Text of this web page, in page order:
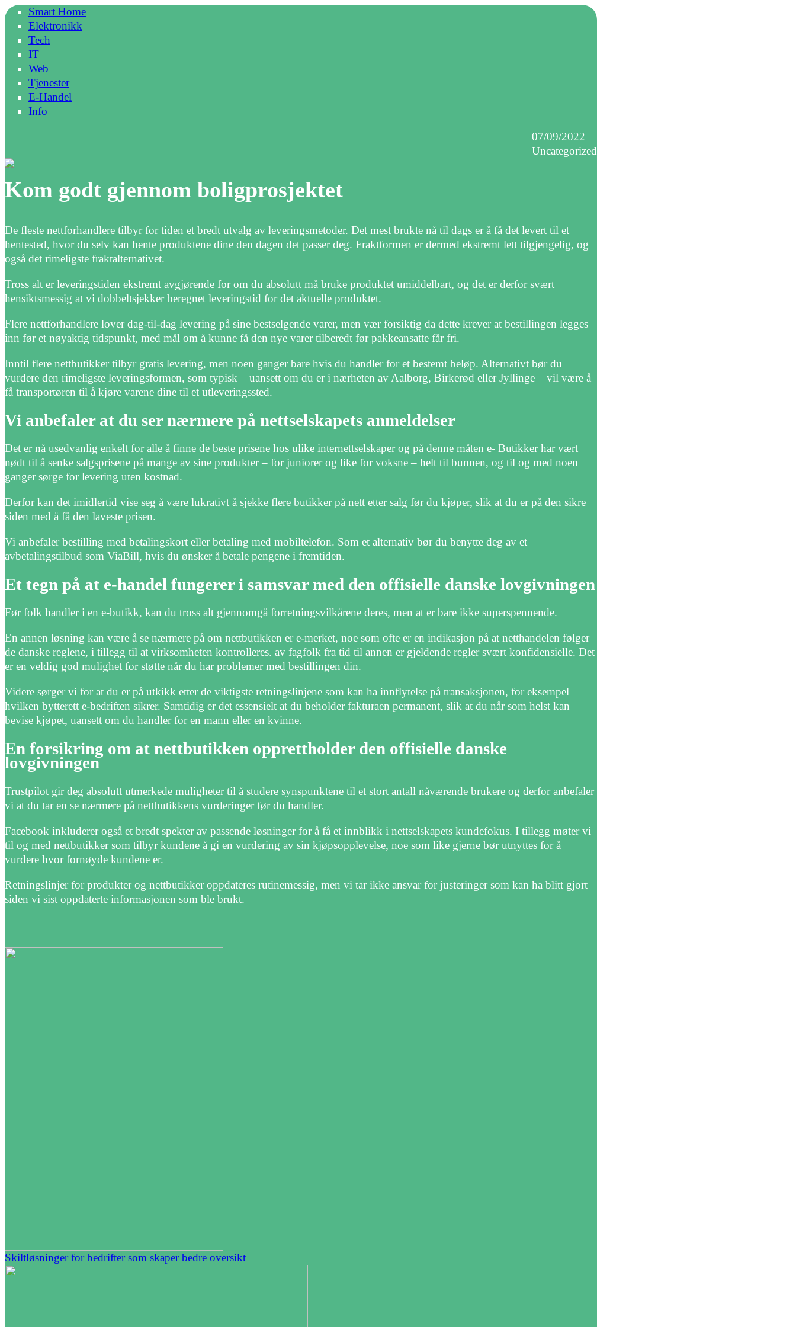
Smart Home
Elektronikk
Tech
IT
Web
Tjenester
E-Handel
Info
07/09/2022
Uncategorized
Kom godt gjennom boligprosjektet
De fleste nettforhandlere tilbyr for tiden et bredt utvalg av leveringsmetoder. Det mest brukte nå til dags er å få det levert til et
hentested, hvor du selv kan hente produktene dine den dagen det passer deg. Fraktformen er dermed ekstremt lett tilgjengelig, og
også det rimeligste fraktalternativet.
Tross alt er leveringstiden ekstremt avgjørende for om du absolutt må bruke produktet umiddelbart, og det er derfor svært
hensiktsmessig at vi dobbeltsjekker beregnet leveringstid for det aktuelle produktet.
Flere nettforhandlere lover dag-til-dag levering på sine bestselgende varer, men vær forsiktig da dette krever at bestillingen legges
inn før et nøyaktig tidspunkt, med mål om å kunne få den nye varer tilberedt før pakkeansatte får fri.
Inntil flere nettbutikker tilbyr gratis levering, men noen ganger bare hvis du handler for et bestemt beløp. Alternativt bør du
vurdere den rimeligste leveringsformen, som typisk – uansett om du er i nærheten av Aalborg, Birkerød eller Jyllinge – vil være å
få transportøren til å kjøre varene dine til et utleveringssted.
Vi anbefaler at du ser nærmere på nettselskapets anmeldelser
Det er nå usedvanlig enkelt for alle å finne de beste prisene hos ulike internettselskaper og på denne måten e- Butikker har vært
nødt til å senke salgsprisene på mange av sine produkter – for juniorer og like for voksne – helt til bunnen, og til og med noen
ganger sørge for levering uten kostnad.
Derfor kan det imidlertid vise seg å være lukrativt å sjekke flere butikker på nett etter salg før du kjøper, slik at du er på den sikre
siden med å få den laveste prisen.
Vi anbefaler bestilling med betalingskort eller betaling med mobiltelefon. Som et alternativ bør du benytte deg av et
avbetalingstilbud som ViaBill, hvis du ønsker å betale pengene i fremtiden.
Et tegn på at e-handel fungerer i samsvar med den offisielle danske lovgivningen
Før folk handler i en e-butikk, kan du tross alt gjennomgå forretningsvilkårene deres, men at er bare ikke superspennende.
En annen løsning kan være å se nærmere på om nettbutikken er e-merket, noe som ofte er en indikasjon på at netthandelen følger
de danske reglene, i tillegg til at virksomheten kontrolleres. av fagfolk fra tid til annen er gjeldende regler svært konfidensielle. Det
er en veldig god mulighet for støtte når du har problemer med bestillingen din.
Videre sørger vi for at du er på utkikk etter de viktigste retningslinjene som kan ha innflytelse på transaksjonen, for eksempel
hvilken bytterett e-bedriften sikrer. Samtidig er det essensielt at du beholder fakturaen permanent, slik at du når som helst kan
bevise kjøpet, uansett om du handler for en mann eller en kvinne.
En forsikring om at nettbutikken opprettholder den offisielle danske
lovgivningen
Trustpilot gir deg absolutt utmerkede muligheter til å studere synspunktene til et stort antall nåværende brukere og derfor anbefaler
vi at du tar en se nærmere på nettbutikkens vurderinger før du handler.
Facebook inkluderer også et bredt spekter av passende løsninger for å få et innblikk i nettselskapets kundefokus. I tillegg møter vi
til og med nettbutikker som tilbyr kundene å gi en vurdering av sin kjøpsopplevelse, noe som like gjerne bør utnyttes for å
vurdere hvor fornøyde kundene er.
Retningslinjer for produkter og nettbutikker oppdateres rutinemessig, men vi tar ikke ansvar for justeringer som kan ha blitt gjort
siden vi sist oppdaterte informasjonen som ble brukt.
Skiltløsninger for bedrifter som skaper bedre oversikt